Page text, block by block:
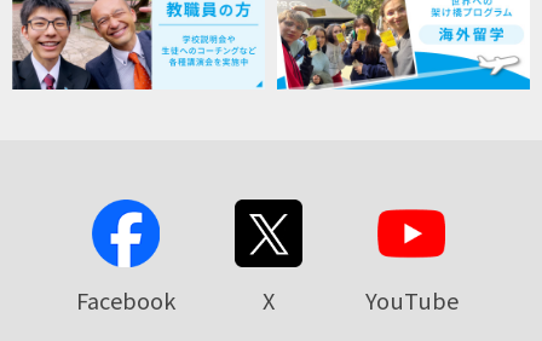
Facebook X YouTube